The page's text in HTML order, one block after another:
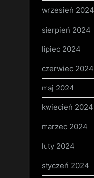
wrzesień 2024
sierpień 2024
lipiec 2024
czerwiec 2024
maj 2024
kwiecień 2024
marzec 2024
luty 2024
styczeń 2024